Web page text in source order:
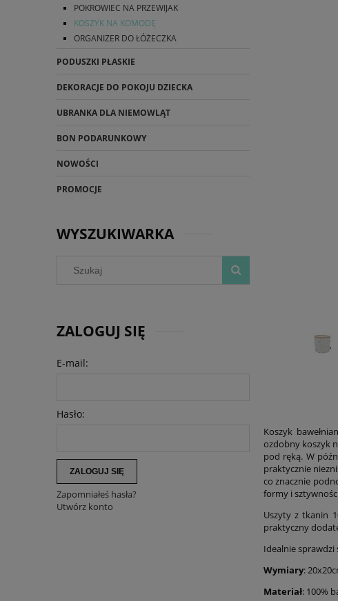
POKROWIEC NA PRZEWIJAK
KOSZYK NA KOMODĘ
ORGANIZER DO ŁÓŻECZKA
PODUSZKI PŁASKIE
DEKORACJE DO POKOJU DZIECKA
UBRANKA DLA NIEMOWLĄT
BON PODARUNKOWY
NOWOŚCI
PROMOCJE
WYSZUKIWARKA
ZALOGUJ SIĘ
E-mail:
Hasło:
ZALOGUJ SIĘ
Zapomniałeś hasła?
Utwórz konto
Koszyk
ozdobny koszyk
pod ręką. W
praktycznie
co znacznie
formy i
Uszyty z tkanin
praktyczny
Idealnie
Wymiary:
Materiał: 100%